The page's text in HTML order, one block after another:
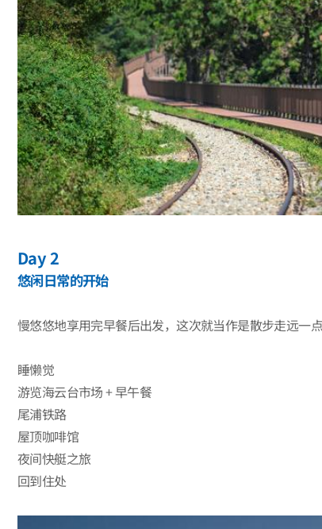
Day 2
悠闲日常的开始
慢悠悠地享用完早餐后出发，这次就当作是散步走远一
睡懒觉
游览海云台市场 + 早午餐
尾浦铁路
屋顶咖啡馆
夜间快艇之旅
回到住处